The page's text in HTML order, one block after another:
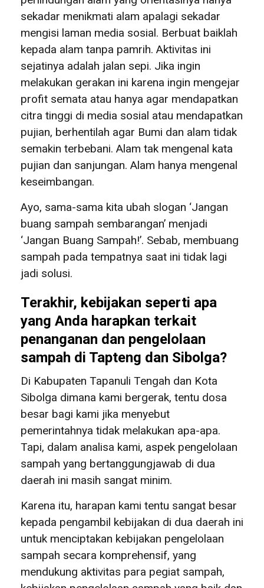
sekadar menikmati alam apalagi sekadar
mengisi laman media sosial. Berbuat baiklah
kepada alam tanpa pamrih. Aktivitas ini
sejatinya adalah jalan sepi. Jika ingin
melakukan gerakan ini karena ingin mengejar
profit semata atau hanya agar mendapatkan
citra tinggi di media sosial atau mendapatkan
pujian, berhentilah agar Bumi dan alam tidak
semakin terbebani. Alam tak mengenal kata
pujian dan sanjungan. Alam hanya mengenal
keseimbangan.
Ayo, sama-sama kita ubah slogan ‘Jangan
buang sampah sembarangan’ menjadi
‘Jangan Buang Sampah!’. Sebab, membuang
sampah pada tempatnya saat ini tidak lagi
jadi solusi.
Terakhir, kebijakan seperti apa
yang Anda harapkan terkait
penanganan dan pengelolaan
sampah di Tapteng dan Sibolga?
Di Kabupaten Tapanuli Tengah dan Kota
Sibolga dimana kami bergerak, tentu dosa
besar bagi kami jika menyebut
pemerintahnya tidak melakukan apa-apa.
Tapi, dalam analisa kami, aspek pengelolaan
sampah yang bertanggungjawab di dua
daerah ini masih sangat minim.
Karena itu, harapan kami tentu sangat besar
kepada pengambil kebijakan di dua daerah ini
untuk menciptakan kebijakan pengelolaan
sampah secara komprehensif, yang
mendukung aktivitas para pegiat sampah,